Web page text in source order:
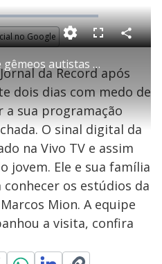
no Google
Record TV recebe gêmeos autistas fãs da emissora
F
l
e
n
C
o
a
r
i
l
da Record após
dois dias com medo de
a sua programação
O sinal digital da
na Vivo TV e assim
jovem. Ele e sua família
os estúdios da
Mion. A equipe
a visita, confira